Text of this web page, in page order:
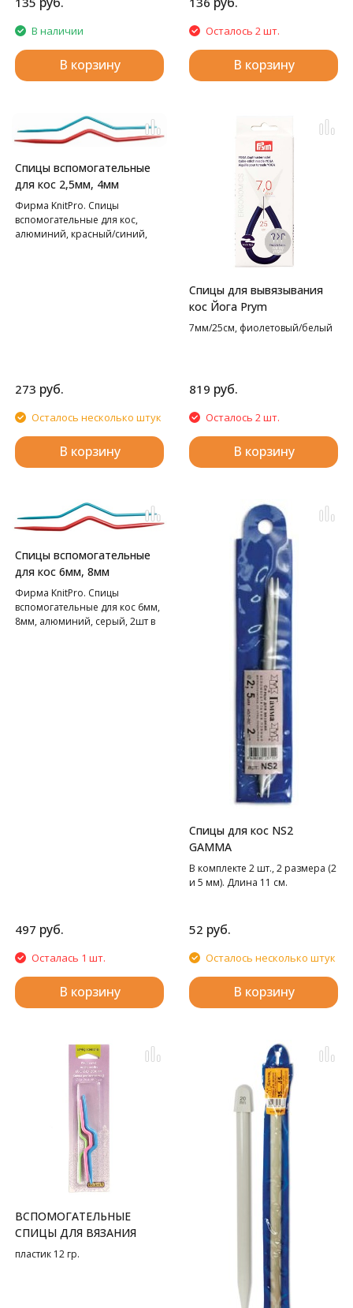
В наличии
В корзину
Осталось 2 шт.
В корзину
Спицы вспомогательные
для кос 2,5мм, 4мм
Фирма KnitPro. Спицы
вспомогательные для кос,
алюминий, красный/синий,
273 руб.
Осталось несколько штук
В корзину
Спицы для вывязывания
кос Йога Prym
7мм/25см, фиолетовый/белый
819 руб.
Осталось 2 шт.
В корзину
Спицы вспомогательные
для кос 6мм, 8мм
Фирма KnitPro. Спицы
вспомогательные для кос 6мм,
8мм, алюминий, серый, 2шт в
497 руб.
Осталась 1 шт.
В корзину
Спицы для кос NS2
GAMMA
В комплекте 2 шт., 2 размера (2
и 5 мм). Длина 11 см.
52 руб.
Осталось несколько штук
В корзину
ВСПОМОГАТЕЛЬНЫЕ
СПИЦЫ ДЛЯ ВЯЗАНИЯ
пластик 12 гр.